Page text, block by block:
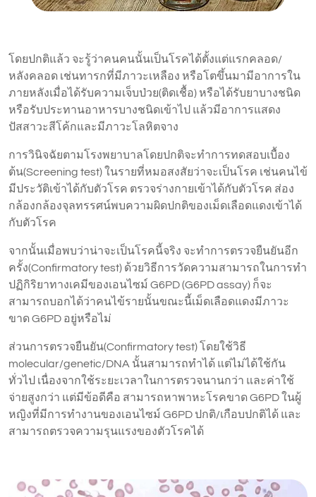
โดยปกติแล้ว จะรู้ว่าคนคนนั้นเป็นโรคได้ตั้งแต่แรกคลอด/
หลังคลอด เช่นทารกที่มีภาวะเหลือง หรือโตขึ้นมามีอาการใน
ภายหลังเมื่อได้รับความเจ็บป่วย(ติดเชื้อ) หรือได้รับยาบางชนิด
หรือรับประทานอาหารบางชนิดเข้าไป แล้วมีอาการแสดง
ปัสสาวะสีโค้กและมีภาวะโลหิตจาง
การวินิจฉัยตามโรงพยาบาลโดยปกติจะทำการทดสอบเบื้อง
ต้น(Screening test) ในรายที่หมอสงสัยว่าจะเป็นโรค เช่นคนไข้
มีประวัติเข้าได้กับตัวโรค ตรวจร่างกายเข้าได้กับตัวโรค ส่อง
กล้องกล้องจุลทรรศน์พบความผิดปกติของเม็ดเลือดแดงเข้าได้
กับตัวโรค
จากนั้นเมื่อพบว่าน่าจะเป็นโรคนี้จริง จะทำการตรวจยืนยันอีก
ครั้ง(Confirmatory test) ด้วยวิธีการวัดความสามารถในการทำ
ปฏิกิริยาทางเคมีของเอนไซม์ G6PD (G6PD assay) ก็จะ
สามารถบอกได้ว่าคนไข้รายนั้นขณะนี้เม็ดเลือดแดงมีภาวะ
ขาด G6PD อยู่หรือไม่
ส่วนการตรวจยืนยัน(Confirmatory test) โดยใช้วิธี
molecular/genetic/DNA นั้นสามารถทำได้ แต่ไม่ได้ใช้กัน
ทั่วไป เนื่องจากใช้ระยะเวลาในการตรวจนานกว่า และค่าใช้
จ่ายสูงกว่า แต่มีข้อดีคือ สามารถหาพาหะโรคขาด G6PD ในผู้
หญิงที่มีการทำงานของเอนไซม์ G6PD ปกติ/เกือบปกติได้ และ
สามารถตรวจความรุนแรงของตัวโรคได้